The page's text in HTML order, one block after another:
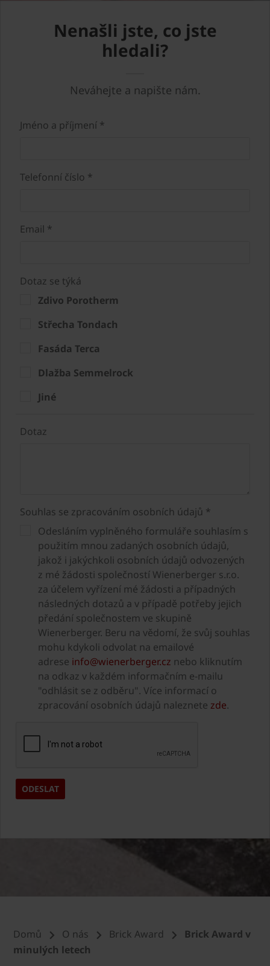
Nenašli jste, co jste
hledali?
Neváhejte a napište nám.
Jméno a příjmení *
Telefonní číslo *
Email *
Dotaz se týká
Zdivo Porotherm
Střecha Tondach
Fasáda Terca
Dlažba Semmelrock
Jiné
Dotaz
Souhlas se zpracováním osobních údajů *
Odesláním vyplněného formuláře souhlasím s
použitím mnou zadaných osobních údajů,
jakož i jakýchkoli osobních údajů odvozených
z mé žádosti společností Wienerberger s.r.o.
za účelem vyřízení mé žádosti a případných
následných dotazů a v případě potřeby jejich
předání společnostem ve skupině
Wienerberger. Beru na vědomí, že svůj souhlas
mohu kdykoli odvolat na emailové
adrese info@wienerberger.cz nebo kliknutím
na odkaz v každém informačním e-mailu
"odhlásit se z odběru". Více informací o
zpracování osobních údajů naleznete zde.
Domů O nás Brick Award
Brick Award v
minulých letech